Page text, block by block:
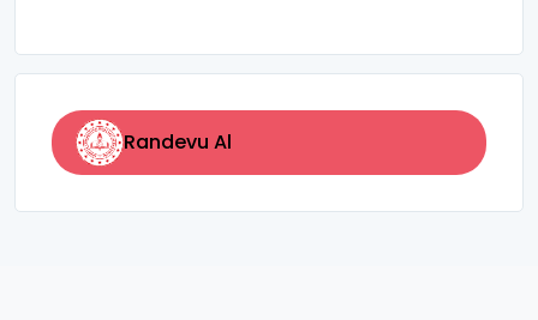
Randevu Al